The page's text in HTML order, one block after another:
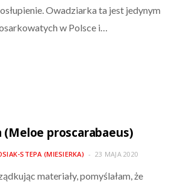
Owadziarka ta jest jedynym
w Polsce i…
(Meloe proscarabaeus)
STEPA (MIESIERKA) 23 MAJA 2020
materiały, pomyślałam, że